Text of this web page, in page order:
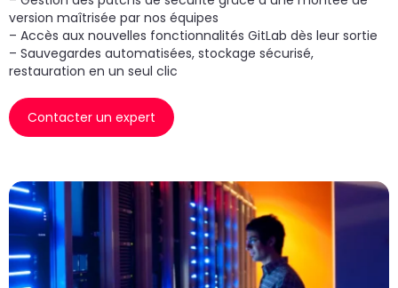
version maîtrisée par nos équipes
– Accès aux nouvelles fonctionnalités GitLab dès leur sortie
– Sauvegardes automatisées, stockage sécurisé,
restauration en un seul clic
Contacter un expert